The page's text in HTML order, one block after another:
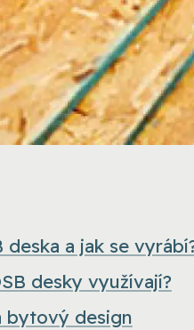
deska a jak se
desky využívají?
bytový design